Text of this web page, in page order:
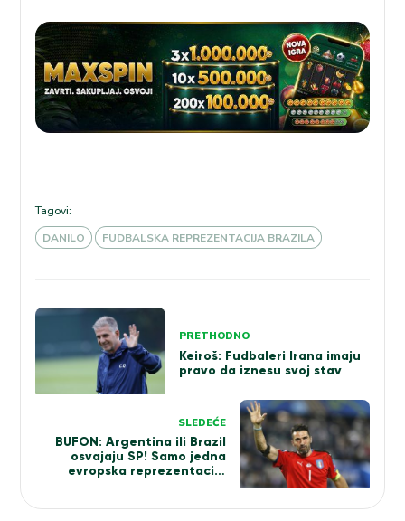
Tagovi:
DANILO
FUDBALSKA REPREZENTACIJA BRAZILA
Kretanje
članka
PRETHODNO
Keiroš: Fudbaleri Irana imaju
pravo da iznesu svoj stav
SLEDEĆE
BUFON: Argentina ili Brazil
osvajaju SP! Samo jedna
evropska reprezentacija